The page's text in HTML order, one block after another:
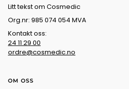
Litt tekst om Cosmedic
Org.nr: 985 074 054 MVA
Kontakt oss:
24 11 29 00
ordre@cosmedic.no
OM OSS